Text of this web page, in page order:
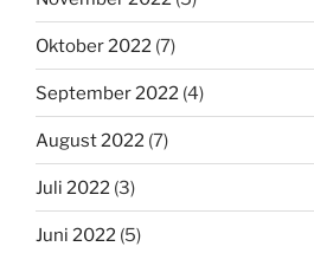
Oktober 2022 (7)
September 2022 (4)
August 2022 (7)
Juli 2022 (3)
Juni 2022 (5)